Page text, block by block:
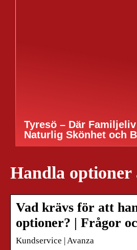
Tyresö – Där
Naturlig Skönhet och
Handla optioner
Vad krävs för att
optioner? | Frågor
Kundservice | Avanza